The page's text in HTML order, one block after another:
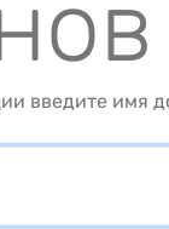
введите имя